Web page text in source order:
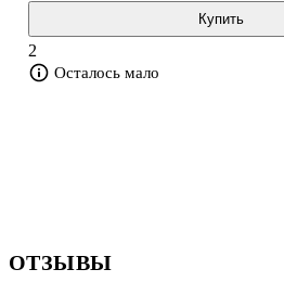
побыть вместе с читателем на
океана «Энергии покоя» – энергии,
Божественной жизни, несущей
Купить
2
Осталось мало
ОТЗЫВЫ